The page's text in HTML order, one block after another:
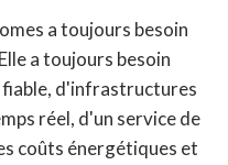
a toujours besoin
a toujours besoin
d'infrastructures
réel, d'un service de
coûts énergétiques et